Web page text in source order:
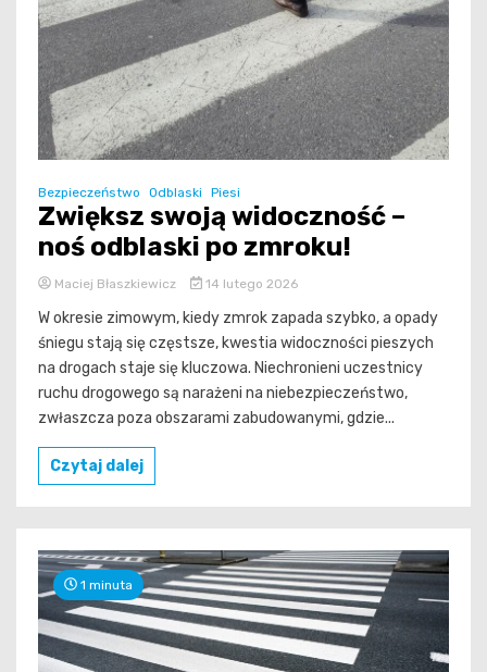
Bezpieczeństwo Odblaski Piesi
Zwiększ swoją widoczność –
noś odblaski po zmroku!
Maciej Błaszkiewicz 14 lutego 2026
W okresie zimowym, kiedy zmrok zapada szybko, a opady
śniegu stają się częstsze, kwestia widoczności pieszych
na drogach staje się kluczowa. Niechronieni uczestnicy
ruchu drogowego są narażeni na niebezpieczeństwo,
zwłaszcza poza obszarami zabudowanymi, gdzie...
Czytaj dalej
1 minuta